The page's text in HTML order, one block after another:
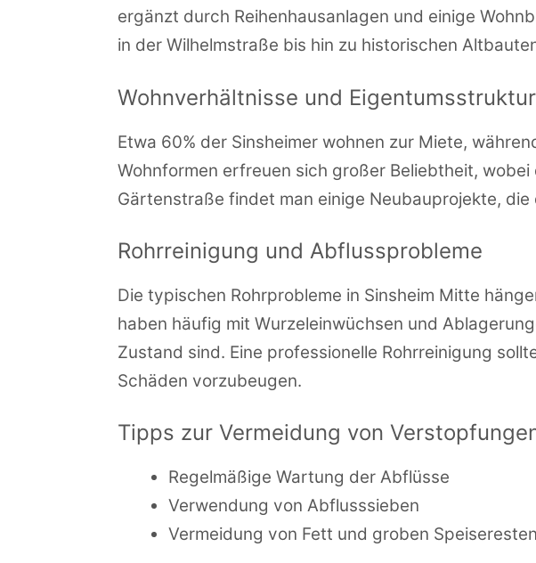
ergänzt durch Reihenhausanlagen und einige
in der Wilhelmstraße bis hin zu historischen
Wohnverhältnisse und Eigentumsstruktur
Etwa 60% der Sinsheimer wohnen zur Miete,
Wohnformen erfreuen sich großer Beliebtheit,
Gärtenstraße findet man einige Neubauprojekte,
Rohrreinigung und Abflussprobleme
Die typischen Rohrprobleme in Sinsheim Mitte
haben häufig mit Wurzeleinwüchsen und
Zustand sind. Eine professionelle Rohrreinigung
Schäden vorzubeugen.
Tipps zur Vermeidung von
Regelmäßige Wartung der Abflüsse
Verwendung von Abflusssieben
Vermeidung von Fett und groben